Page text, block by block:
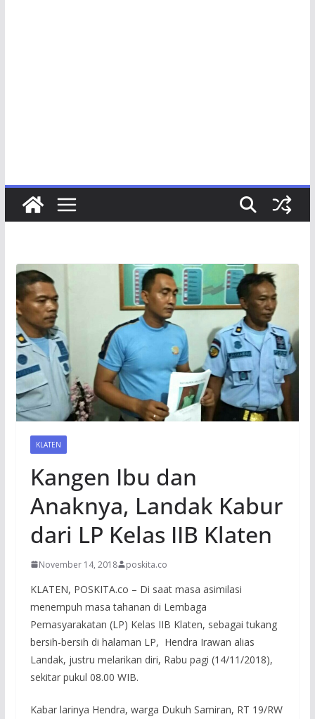
KLATEN
Kangen Ibu dan
Anaknya, Landak Kabur
dari LP Kelas IIB Klaten
November 14, 2018 poskita.co
KLATEN, POSKITA.co – Di saat masa asimilasi
menempuh masa tahanan di Lembaga
Pemasyarakatan (LP) Kelas IIB Klaten, sebagai tukang
bersih-bersih di halaman LP, Hendra Irawan alias
Landak, justru melarikan diri, Rabu pagi (14/11/2018),
sekitar pukul 08.00 WIB.
Kabar larinya Hendra, warga Dukuh Samiran, RT 19/RW